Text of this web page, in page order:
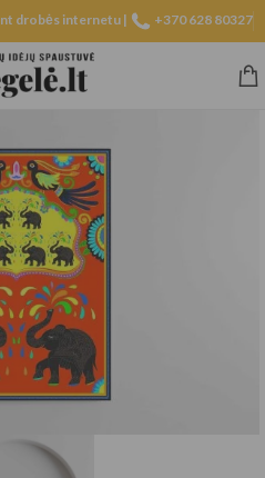
drobės internetu | +370 628 80327